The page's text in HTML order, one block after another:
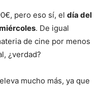
pero eso sí, el día del
. De igual
de cine por menos
¿verdad?
mucho más, ya que